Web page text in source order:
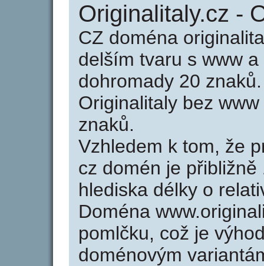
Originalitaly.cz -
CZ doména
delším tvaru s www
dohromady 20
Originalitaly bez
znaků.
Vzhledem k tom, že
cz domén je
hlediska délky o
Doména
pomlčku, což je
doménovým